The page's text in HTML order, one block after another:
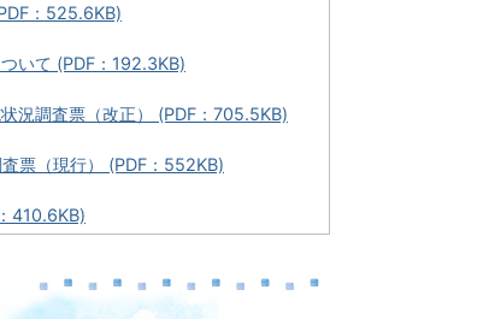
：525.6KB)
いて (PDF：192.3KB)
況調査票（改正） (PDF：705.5KB)
票（現行） (PDF：552KB)
410.6KB)